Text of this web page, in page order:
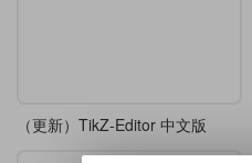
（更新）TikZ-Editor 中文版